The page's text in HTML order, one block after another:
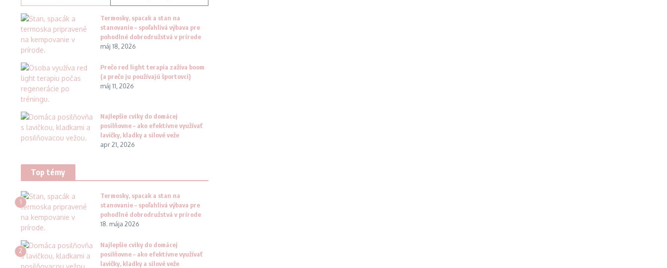
Termosky, spacak a stan na
stanovanie – spoľahlivá výbava pre
pohodlné dobrodružstvá v prírode
máj 18, 2026
Prečo red light terapia zažíva boom
(a prečo ju používajú športovci)
máj 11, 2026
Najlepšie cviky do domácej
posilňovne – ako efektívne využívať
lavičky, kladky a silové veže
apr 21, 2026
Top témy
1
Termosky, spacak a stan na
stanovanie – spoľahlivá výbava pre
pohodlné dobrodružstvá v prírode
18. mája 2026
2
Najlepšie cviky do domácej
posilňovne – ako efektívne využívať
lavičky, kladky a silové veže